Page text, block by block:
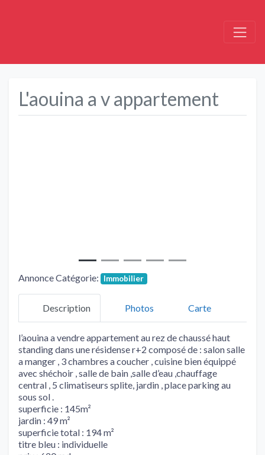
L'aouina a v appartement
Annonce Catégorie: Immobilier
Description Photos Carte
l’aouina a vendre appartement au rez de chaussé haut
standing dans une résidense r+2 composé de : salon salle
a manger , 3 chambres a coucher , cuisine bien équippé
avec shéchoir , salle de bain ,salle d’eau ,chauffage
central , 5 climatiseurs splite, jardin , place parking au
sous sol .
superficie : 145m²
jardin : 49 m²
superficie total : 194 m²
titre bleu : individuelle